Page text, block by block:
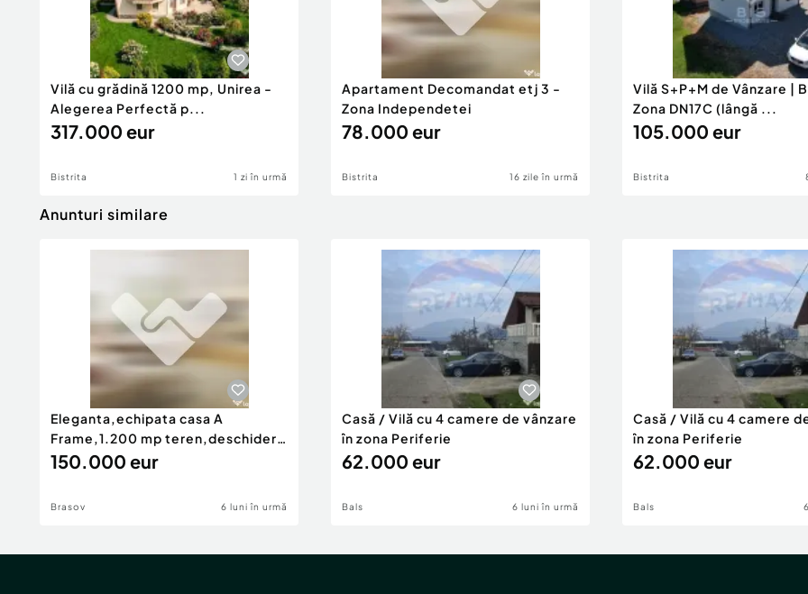
Vilă cu grădină 1200 mp, Unirea -
Alegerea Perfectă p...
317.000 eur
Bistrita 1 zi în urmă
Apartament Decomandat etj 3 -
Zona Independetei
78.000 eur
Bistrita 16 zile în urmă
Vilă S+P+M de Vânzare |
Zona DN17C (lângă ...
105.000 eur
Bistrita
Anunturi similare
Eleganta,echipata casa A
Frame,1.200 mp teren,deschidere
Pia
150.000 eur
Brasov 6 luni în urmă
Casă / Vilă cu 4 camere de vânzare
în zona Periferie
62.000 eur
Bals 6 luni în urmă
Casă / Vilă cu 4 camere
în zona Periferie
62.000 eur
Bals